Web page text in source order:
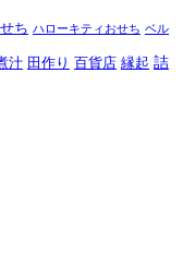
ち ハローキティおせち ベル
汁 田作り 百貨店 縁起 詰